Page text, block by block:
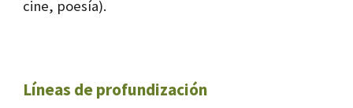
cine, poesía).
Líneas de profundización